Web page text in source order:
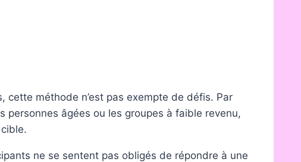
cette méthode n’est pas exempte de défis. Par
âgées ou les groupes à faible revenu,
ne se sentent pas obligés de répondre à une